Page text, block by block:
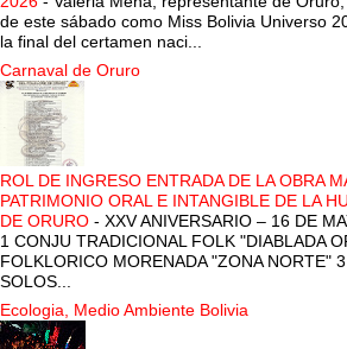
de este sábado como Miss Bolivia Universo
la final del certamen naci...
Carnaval de Oruro
ROL DE INGRESO ENTRADA DE LA OBRA
PATRIMONIO ORAL E INTANGIBLE DE LA
DE ORURO - XXV ANIVERSARIO – 16 DE
1 CONJU TRADICIONAL FOLK "DIABLADA
FOLKLORICO MORENADA "ZONA NORTE"
SOLOS...
Ecologia, Medio Ambiente Bolivia